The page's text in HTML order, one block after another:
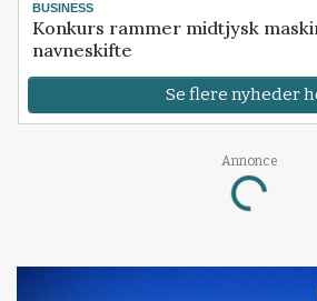
BUSINESS
Konkurs rammer midtjysk
navneskifte
Se flere nyheder
Annonce
Loading...